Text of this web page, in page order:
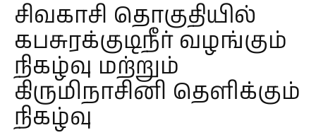
சிவகாசி தொகுதியில்
கபசுரக்குடிநீர் வழங்கும்
நிகழ்வு மற்றும்
கிருமிநாசினி தெளிக்கும்
நிகழ்வு